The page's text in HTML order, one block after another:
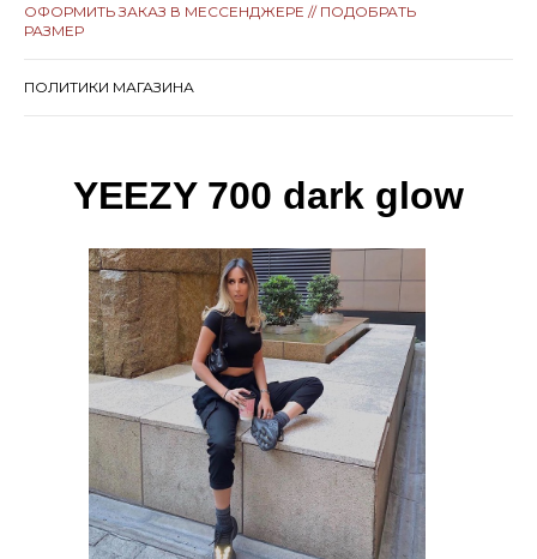
ОФОРМИТЬ ЗАКАЗ В МЕССЕНДЖЕРЕ // ПОДОБРАТЬ
РАЗМЕР
ПОЛИТИКИ МАГАЗИНА
YEEZY 700 dark glow